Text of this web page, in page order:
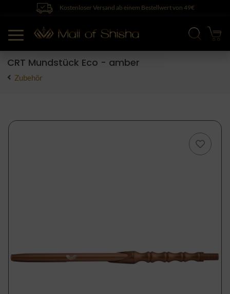
Kostenloser Versand ab einem Bestellwert von 49€
CRT Mundstück Eco - amber
Zubehör